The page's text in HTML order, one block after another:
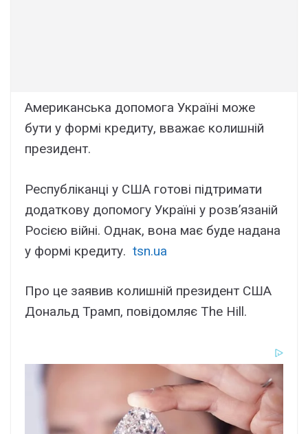
Американська допомога Україні може
бути у формі кредиту, вважає колишній
президент.
Республіканці у США готові підтримати
додаткову допомогу Україні у розв’язаній
Росією війні. Однак, вона має буде надана
у формі кредиту. tsn.ua
Про це заявив колишній президент США
Дональд Трамп, повідомляє The Hill.